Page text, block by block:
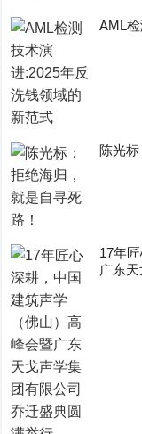
AML
陈光
17年
广东